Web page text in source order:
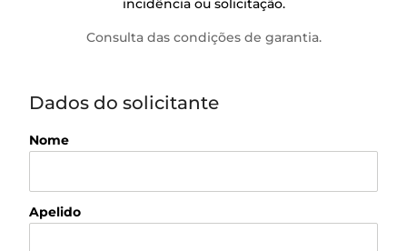
incidência ou solicitação.
Consulta das condições de garantia.
Dados do solicitante
Nome
Apelido